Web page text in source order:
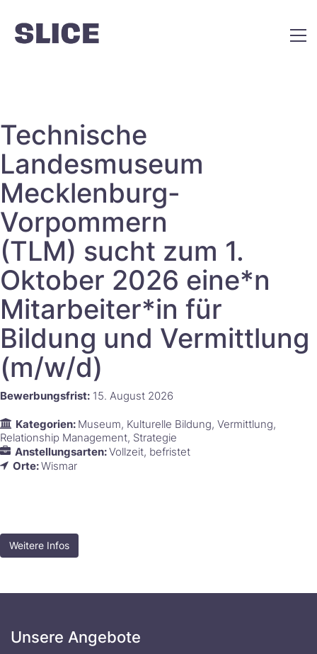
Technische
Landesmuseum
Mecklenburg-
Vorpommern
(TLM) sucht zum 1.
Oktober 2026 eine*n
Mitarbeiter*in für
Bildung und Vermittlung
(m/w/d)​‌‌‌‌​‌​​​‌​​​‌‌‌‌‌
Bewerbungsfrist: 15. August 2026
Kategorien: Museum Kulturelle Bildung Vermittlung
Relationship Management Strategie
Anstellungsarten:Vollzeit befristet
Orte:Wismar
Weitere Infos
Unsere Angebote